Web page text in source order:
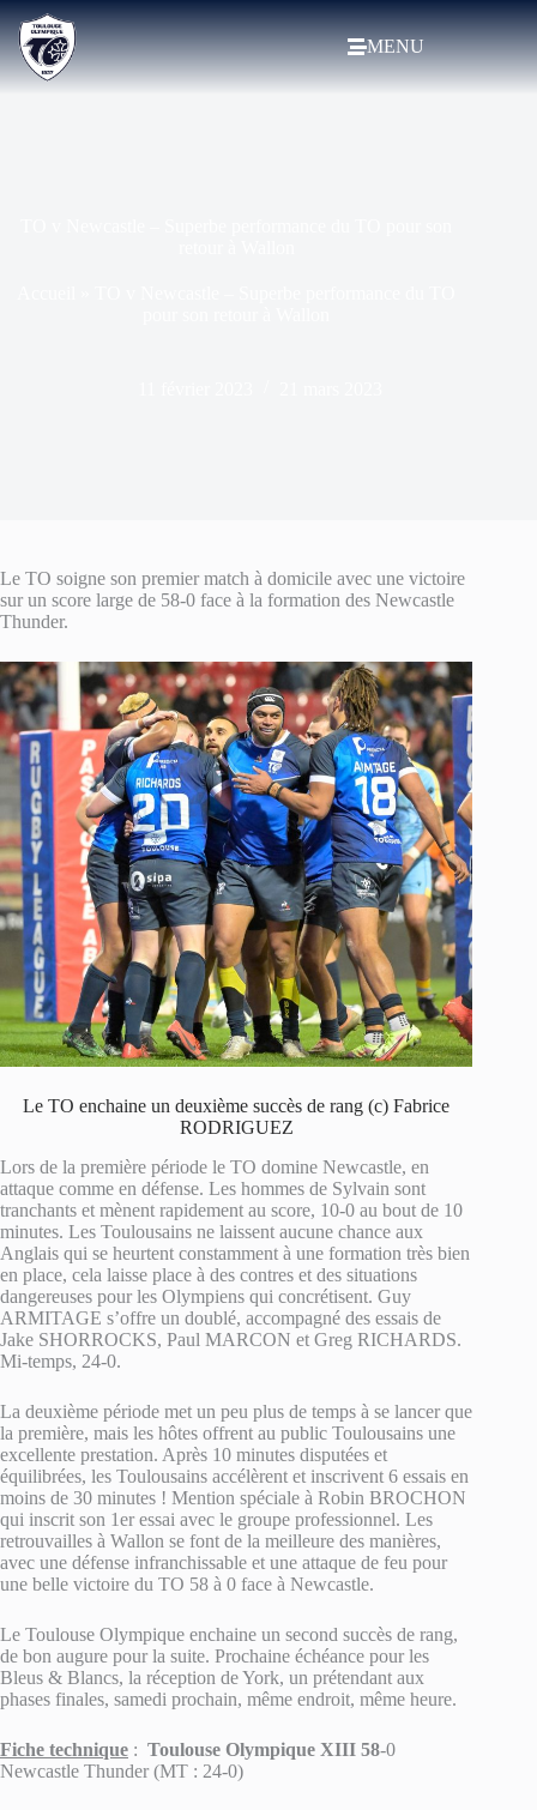
MENU
Le TO soigne son premier match à domicile avec une victoire
sur un score large de 58-0 face à la formation des Newcastle
Thunder.
Le TO enchaine un deuxième succès de rang (c) Fabrice
RODRIGUEZ
Lors de la première période le TO domine Newcastle, en
attaque comme en défense. Les hommes de Sylvain sont
tranchants et mènent rapidement au score, 10-0 au bout de 10
minutes. Les Toulousains ne laissent aucune chance aux
Anglais qui se heurtent constamment à une formation très bien
en place, cela laisse place à des contres et des situations
dangereuses pour les Olympiens qui concrétisent. Guy
ARMITAGE s’offre un doublé, accompagné des essais de
Jake SHORROCKS, Paul MARCON et Greg RICHARDS.
Mi-temps, 24-0.
La deuxième période met un peu plus de temps à se lancer que
la première, mais les hôtes offrent au public Toulousains une
excellente prestation. Après 10 minutes disputées et
équilibrées, les Toulousains accélèrent et inscrivent 6 essais en
moins de 30 minutes ! Mention spéciale à Robin BROCHON
qui inscrit son 1er essai avec le groupe professionnel. Les
retrouvailles à Wallon se font de la meilleure des manières,
avec une défense infranchissable et une attaque de feu pour
une belle victoire du TO 58 à 0 face à Newcastle.
Le Toulouse Olympique enchaine un second succès de rang,
de bon augure pour la suite. Prochaine échéance pour les
Bleus & Blancs, la réception de York, un prétendant aux
phases finales, samedi prochain, même endroit, même heure.
Fiche technique : Toulouse Olympique XIII 58-0
Newcastle Thunder (MT : 24-0)